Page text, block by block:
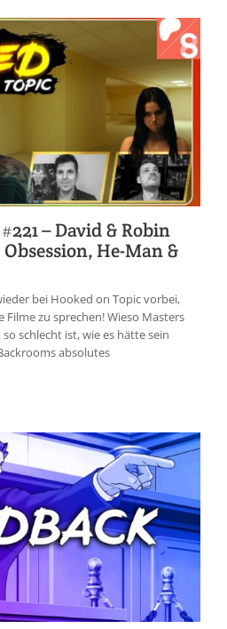
– David & Robin
He-Man &
bei Hooked on Topic vorbei,
zu sprechen! Wieso Masters
schlecht ist, wie es hätte sein
absolutes